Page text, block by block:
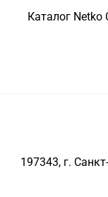
Каталог Netko
197343, г.